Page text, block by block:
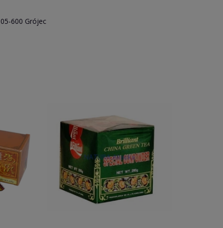
600 Grójec